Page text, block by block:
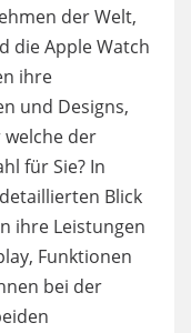
der Welt,
die Apple Watch
ihre
und Designs,
welche der
für Sie? In
Blick
ihre Leistungen
Funktionen
bei der